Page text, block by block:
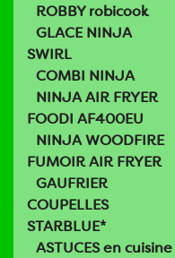
ROBBY robicook
GLACE NINJA
SWIRL
COMBI NINJA
NINJA AIR FRYER
FOODI AF400EU
NINJA WOODFIRE
FUMOIR AIR FRYER
GAUFRIER
COUPELLES
STARBLUE*
ASTUCES en cuisine